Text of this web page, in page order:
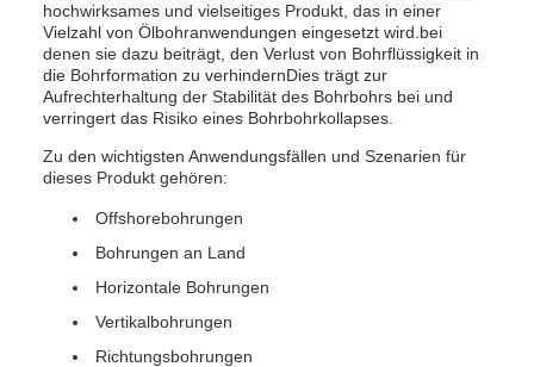
hochwirksames und vielseitiges Produkt, das in einer
Vielzahl von Ölbohranwendungen eingesetzt wird.bei
denen sie dazu beiträgt, den Verlust von Bohrflüssigkeit in
die Bohrformation zu verhindernDies trägt zur
Aufrechterhaltung der Stabilität des Bohrbohrs bei und
verringert das Risiko eines Bohrbohrkollapses.
Zu den wichtigsten Anwendungsfällen und Szenarien für
dieses Produkt gehören:
Offshorebohrungen
Bohrungen an Land
Horizontale Bohrungen
Vertikalbohrungen
Richtungsbohrungen